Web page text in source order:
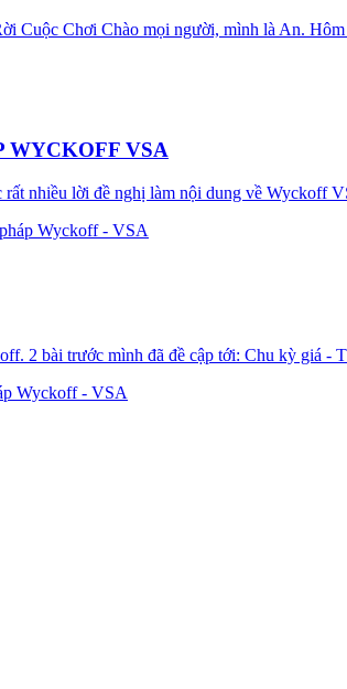
Chơi Chào mọi người, mình là An. Hôm
WYCKOFF VSA
nhiều lời đề nghị làm nội dung về Wyckoff
Wyckoff - VSA
2 bài trước mình đã đề cập tới: Chu kỳ giá -
Wyckoff - VSA